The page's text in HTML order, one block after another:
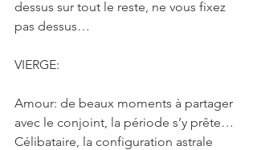
dessus sur tout le reste, ne vous fixez
pas dessus…
VIERGE:
Amour: de beaux moments à partager
avec le conjoint, la période s’y prête…
Célibataire, la configuration astrale